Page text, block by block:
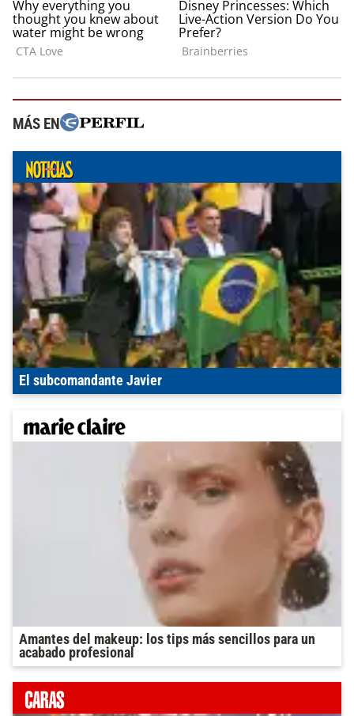
MÁS EN
El subcomandante Javier
Amantes del makeup: los tips más sencillos para un
acabado profesional